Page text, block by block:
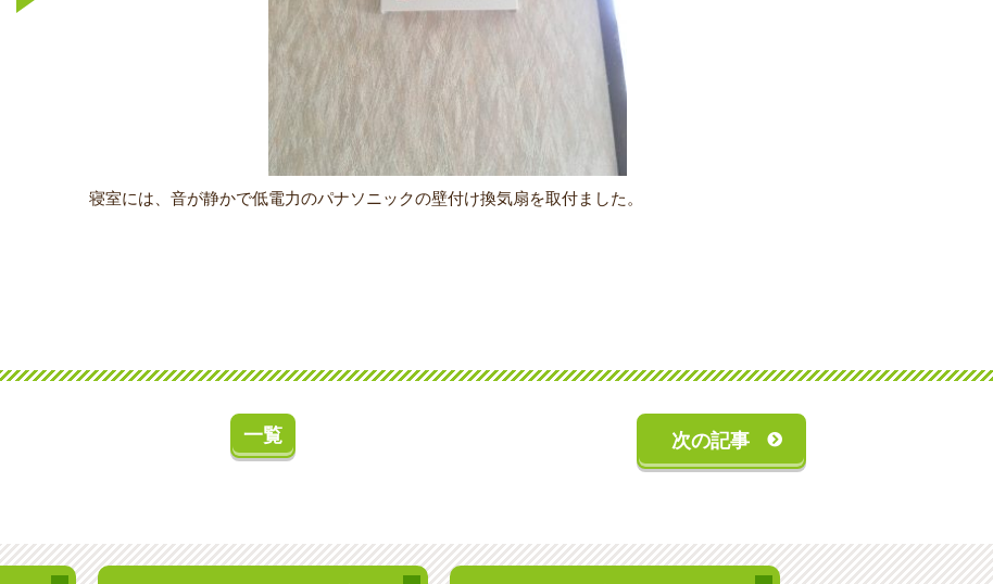
寝室には、音が静かで低電力のパナソニックの壁付け換気扇を取付ました。
一覧 次の記事